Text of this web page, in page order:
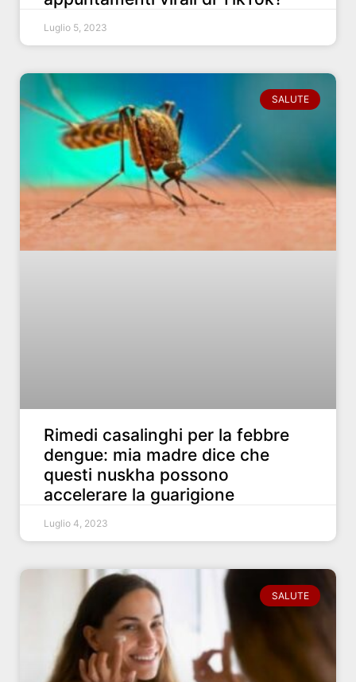
Luglio 5, 2023
SALUTE
Rimedi casalinghi per la febbre
dengue: mia madre dice che
questi nuskha possono
accelerare la guarigione
Luglio 4, 2023
SALUTE